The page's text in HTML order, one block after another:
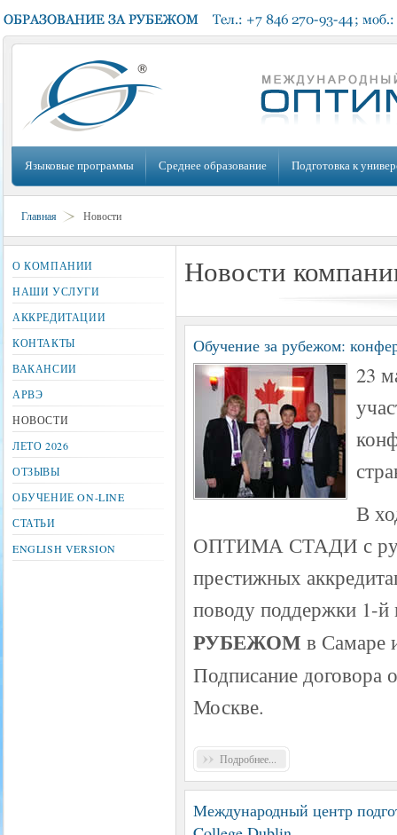
Языковые программы Среднее образование Подготовка к
Главная Новости
Новости
Обучение за рубежом:
23
В
ОПТИМА СТАДИ с
престижных
поводу поддержки 1-
РУБЕЖОМ в Самаре
Подписание договора
Москве.
Подробнее...
Международный центр
О КОМПАНИИ
НАШИ УСЛУГИ
АККРЕДИТАЦИИ
КОНТАКТЫ
ВАКАНСИИ
АРВЭ
НОВОСТИ
ЛЕТО 2026
ОТЗЫВЫ
ОБУЧЕНИЕ ON-LINE
СТАТЬИ
ENGLISH VERSION